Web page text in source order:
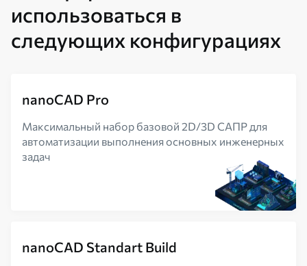
использоваться в
следующих конфигурациях
nanoCAD Pro
Максимальный набор базовой 2D/3D САПР для
автоматизации выполнения основных инженерных
задач
nanoCAD Standart Build